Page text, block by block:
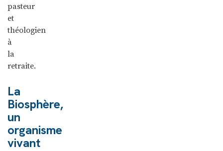
pasteur
et
théologien
à
la
retraite.
La
Biosphère,
un
organisme
vivant